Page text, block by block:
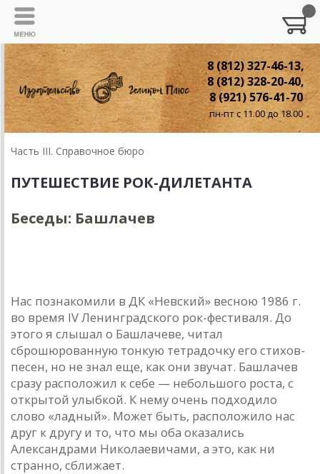
8 (812) 327-46-13,
8 (812) 328-20-40,
8 (921) 576-41-70
пн-пт с 11.00 до 18.00
Часть III. Справочное бюро
ПУТЕШЕСТВИЕ РОК-ДИЛЕТАНТА
Беседы: Башлачев
Нас познакомили в ДК «Невский» весною 1986 г.
во время IV Ленинградского рок-фестиваля. До
этого я слышал о Башлачеве, читал
сброшюрованную тонкую тетрадочку его стихов-
песен, но не знал еще, как они звучат. Башлачев
сразу расположил к себе — небольшого роста, с
открытой улыбкой. К нему очень подходило
слово «ладный». Может быть, расположило нас
друг к другу и то, что мы оба оказались
Александрами Николаевичами, а это, как ни
странно, сближает.